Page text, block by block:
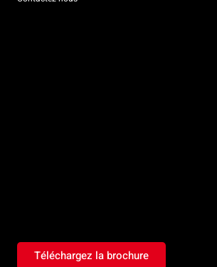
Téléchargez la brochure